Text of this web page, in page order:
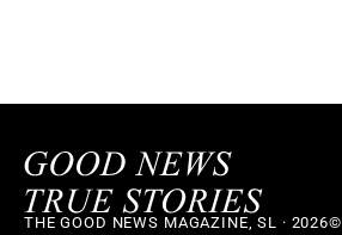
THE GOOD NEWS MAGAZINE, SL · 2026©